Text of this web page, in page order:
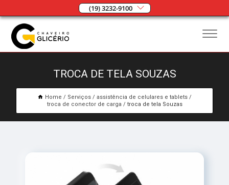
(19) 3232-9100
TROCA DE TELA SOUZAS
Home Serviços
assistência de celulares e tablets
troca de conector de carga
troca de tela Souzas